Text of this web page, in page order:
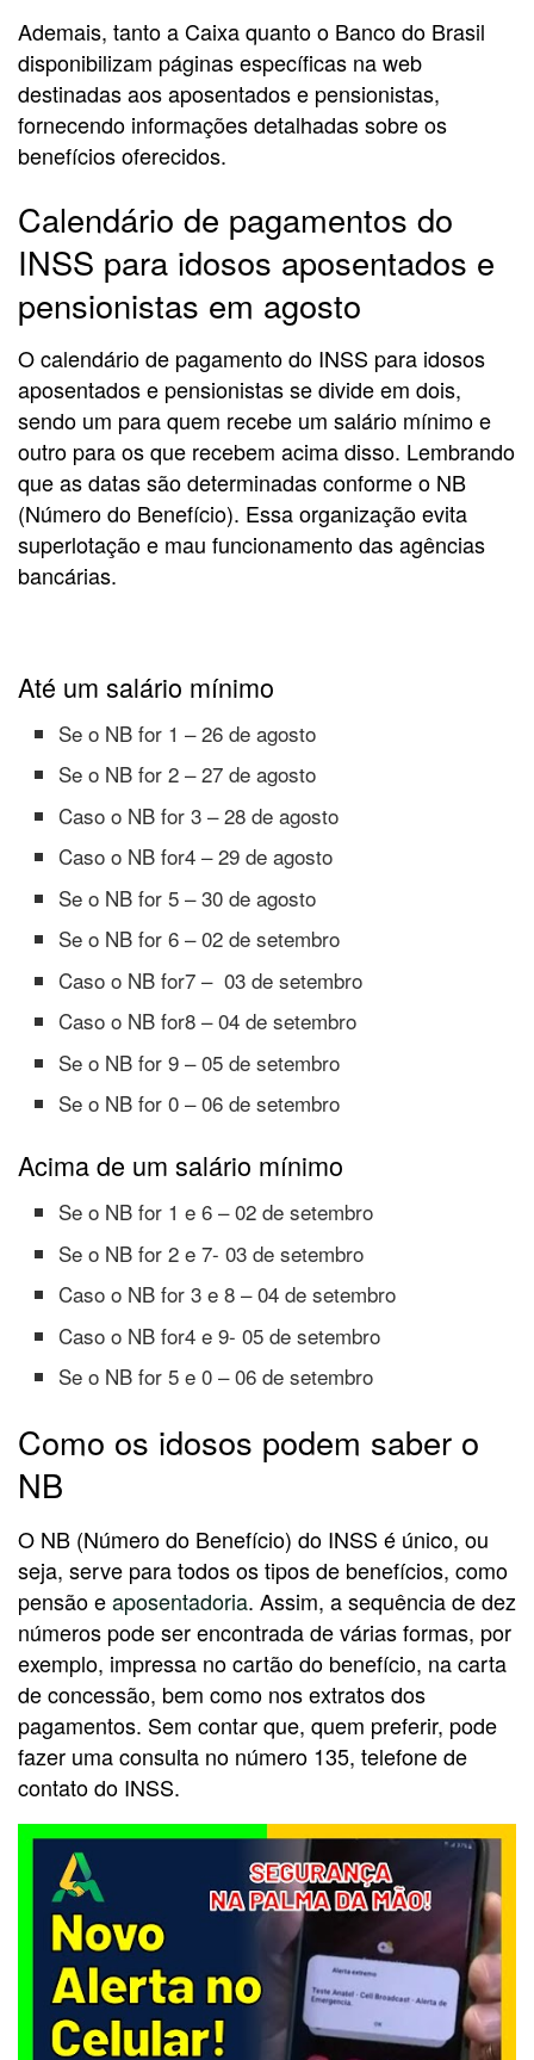
Ademais, tanto a Caixa quanto o Banco do Brasil
disponibilizam páginas específicas na web
destinadas aos aposentados e pensionistas,
fornecendo informações detalhadas sobre os
benefícios oferecidos.
Calendário de pagamentos do
INSS para idosos aposentados e
pensionistas em agosto
O calendário de pagamento do INSS para idosos
aposentados e pensionistas se divide em dois,
sendo um para quem recebe um salário mínimo e
outro para os que recebem acima disso. Lembrando
que as datas são determinadas conforme o NB
(Número do Benefício). Essa organização evita
superlotação e mau funcionamento das agências
bancárias.
Até um salário mínimo
Se o NB for 1 – 26 de agosto
Se o NB for 2 – 27 de agosto
Caso o NB for 3 – 28 de agosto
Caso o NB for4 – 29 de agosto
Se o NB for 5 – 30 de agosto
Se o NB for 6 – 02 de setembro
Caso o NB for7 – 03 de setembro
Caso o NB for8 – 04 de setembro
Se o NB for 9 – 05 de setembro
Se o NB for 0 – 06 de setembro
Acima de um salário mínimo
Se o NB for 1 e 6 – 02 de setembro
Se o NB for 2 e 7- 03 de setembro
Caso o NB for 3 e 8 – 04 de setembro
Caso o NB for4 e 9- 05 de setembro
Se o NB for 5 e 0 – 06 de setembro
Como os idosos podem saber o
NB
O NB (Número do Benefício) do INSS é único, ou
seja, serve para todos os tipos de benefícios, como
pensão eaposentadoria. Assim, a sequência de dez
números pode ser encontrada de várias formas, por
exemplo, impressa no cartão do benefício, na carta
de concessão, bem como nos extratos dos
pagamentos. Sem contar que, quem preferir, pode
fazer uma consulta no número 135, telefone de
contato do INSS.